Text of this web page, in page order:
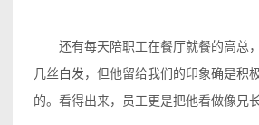
还有每天陪职工在餐厅就餐的高总
几丝白发，但他留给我们的印象确是积
的。看得出来，员工更是把他看做像兄